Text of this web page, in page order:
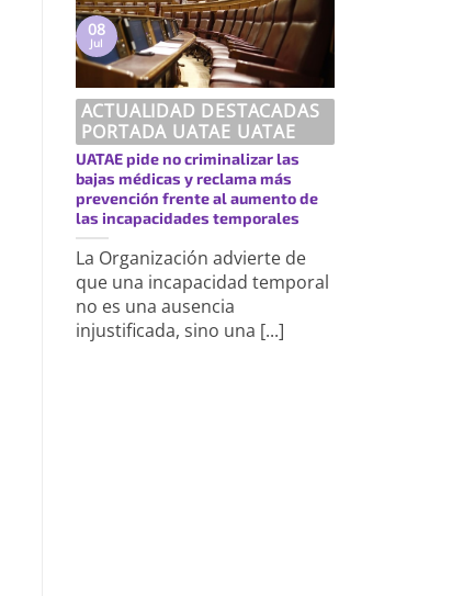
ACTUALIDAD DESTACADAS
PORTADA UATAE UATAE
UATAE pide no criminalizar las
bajas médicas y reclama más
prevención frente al aumento de
las incapacidades temporales
La Organización advierte de
que una incapacidad temporal
no es una ausencia
injustificada, sino una [...]
08
Jul